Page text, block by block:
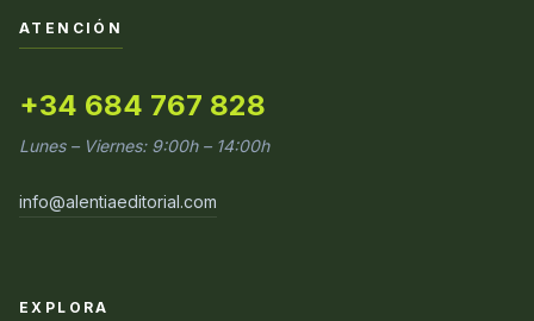
ATENCIÓN
+34 684 767 828
Lunes – Viernes: 9:00h – 14:00h
info@alentiaeditorial.com
EXPLORA